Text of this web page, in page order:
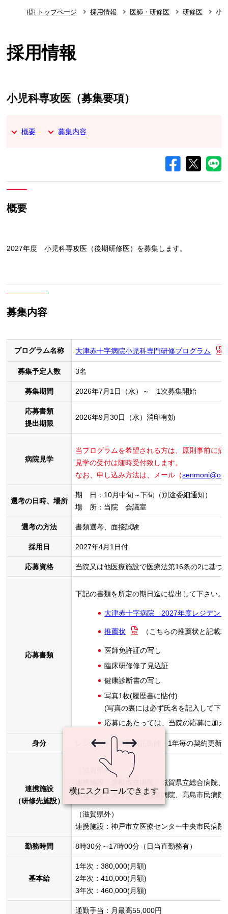
トップページ 採用情報 医師・研修医 研修医 小
採用情報
小児科専攻医（募集要項）
概要 募集内容
概要
2027年度 小児科専攻医（後期研修医）を募集します。
募集内容
プログラム名称 大津赤十字病院小児科専門研修プログラム
募集予定人数 3名
募集期間 2026年7月1日（水）～ 1次募集開始
応募書類
提出期限
2026年9月30日（水）消印有効
病院見学
当プログラムを希望される方は、原則事前に
見学の受付は随時受付致します。
なお、申し込み方法は、メール（
選考の日時、場所
期 日： 10月中旬～下旬 （別途委細通知）
場 所：当院 会議室
選考の方法 書類選考、面接試験
採用日 2027年4月1日付
応募資格 当院又は他医療施設で医療法第16条の2に基づ
応募書類
下記の書類を所定の期日迄に提出して下さい。
大津赤十字病院 2027年度レジデン
推薦状 （こちらの推薦状と記載
医師免許証の写し
臨床研修修了見込証
健康診断書の写し
写真1枚(履歴書に貼付)
(写真の裏には必ず氏名を記入して下
応募にあたっては、当院の応募に加
身分 レジデント（常勤嘱託医師・1年毎の契約更新
連携施設
（研修先施設）
（滋賀県内）
連携施設：彦根市立病院、滋賀県立総合病院
関連施設：大津赤十字志賀病院、高島市民病院
（滋賀県外）
連携施設：神戸市立医療センター中央市民病
勤務時間 8時30分～17時00分（日当直勤務有）
基本給
1年次：380,000(月額)
2年次：410,000(月額)
3年次：460,000(月額)
通勤手当：月最高55,000円